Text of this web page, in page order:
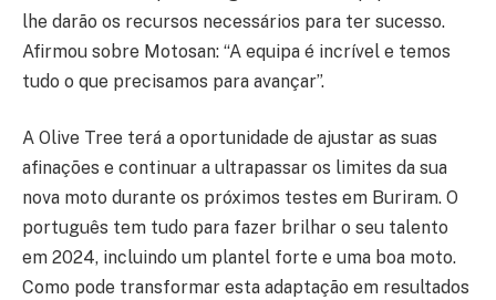
lhe darão os recursos necessários para ter sucesso.
Afirmou sobre Motosan: “A equipa é incrível e temos
tudo o que precisamos para avançar”.
A Olive Tree terá a oportunidade de ajustar as suas
afinações e continuar a ultrapassar os limites da sua
nova moto durante os próximos testes em Buriram. O
português tem tudo para fazer brilhar o seu talento
em 2024, incluindo um plantel forte e uma boa moto.
Como pode transformar esta adaptação em resultados